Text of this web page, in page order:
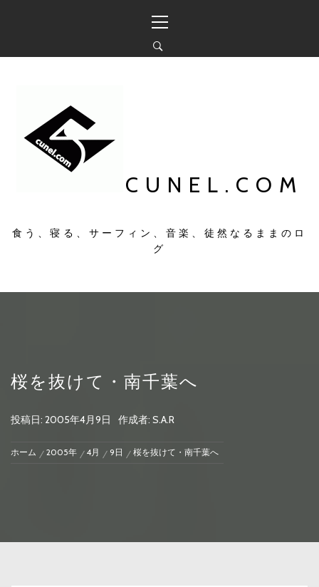
ン
イ
ン
メ
CUNEL.COM
食う、寝る、サーフィン、音楽、徒然なるままのロ
グ
桜を抜けて・南千葉へ
投稿日: 2005年4月9日 作成者: S.A.R
ホーム 2005年 4月 9日 桜を抜けて・南千葉へ